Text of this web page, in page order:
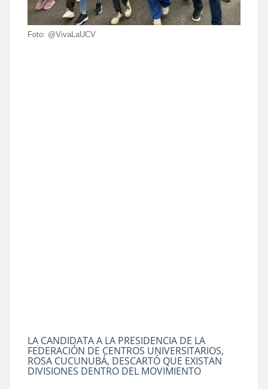
Foto: @VivaLaUCV
LA CANDIDATA A LA PRESIDENCIA DE LA
FEDERACIÓN DE CENTROS UNIVERSITARIOS,
ROSA CUCUNUBÁ, DESCARTÓ QUE EXISTAN
DIVISIONES DENTRO DEL MOVIMIENTO